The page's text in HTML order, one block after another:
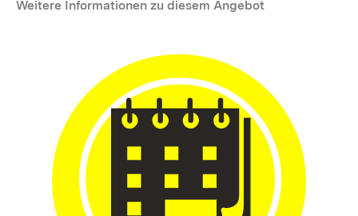
Weitere Informationen zu diesem Angebot